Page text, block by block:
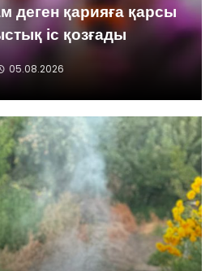
деген қарияға қарсы
іс қозғады
05.08.2026